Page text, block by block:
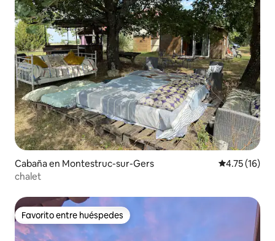
Cabaña en Montestruc-sur-Gers Calificación
4.75 (16)
chalet
Favorito entre huéspedes
Favorito entre huéspedes